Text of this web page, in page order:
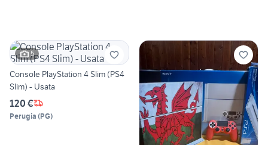
5
Console PlayStation 4 Slim (PS4
Slim) - Usata
120 €
Perugia (PG)